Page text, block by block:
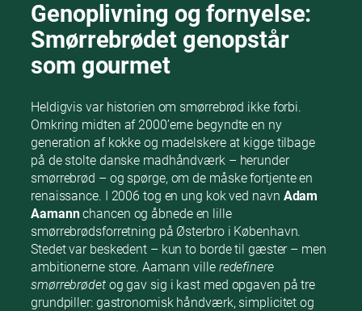
Genoplivning og fornyelse:
Smørrebrødet genopstår
som gourmet
Heldigvis var historien om smørrebrød ikke forbi.
Omkring midten af 2000’erne begyndte en ny
generation af kokke og madelskere at kigge tilbage
på de stolte danske madhåndværk – herunder
smørrebrød – og spørge, om de måske fortjente en
renaissance. I 2006 tog en ung kok ved navn Adam
Aamannchancen og åbnede en lille
smørrebrødsforretning på Østerbro i København.
Stedet var beskedent – kun to borde til gæster – men
ambitionerne store. Aamann ville redefinere
smørrebrødetog gav sig i kast med opgaven på tre
grundpiller: gastronomisk håndværk, simplicitet og